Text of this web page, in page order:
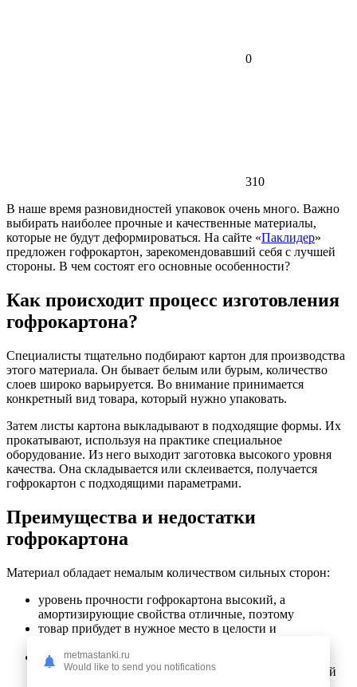
0
310
В наше время разновидностей упаковок очень много. Важно
выбирать наиболее прочные и качественные материалы,
которые не будут деформироваться. На сайте «Паклидер»
предложен гофрокартон, зарекомендовавший себя с лучшей
стороны. В чем состоят его основные особенности?
Как происходит процесс изготовления
гофрокартона?
Специалисты тщательно подбирают картон для производства
этого материала. Он бывает белым или бурым, количество
слоев широко варьируется. Во внимание принимается
конкретный вид товара, который нужно упаковать.
Затем листы картона выкладывают в подходящие формы. Их
прокатывают, используя на практике специальное
оборудование. Из него выходит заготовка высокого уровня
качества. Она складывается или склеивается, получается
гофрокартон с подходящими параметрами.
Преимущества и недостатки
гофрокартона
Материал обладает немалым количеством сильных сторон:
уровень прочности гофрокартона высокий, а
амортизирующие свойства отличные, поэтому
товар прибудет в нужное место в целости и
можно получить упаковку любого размера и
подходящей формы, на материал легко нанести любой
metmastanki.ru
Would like to send you notifications